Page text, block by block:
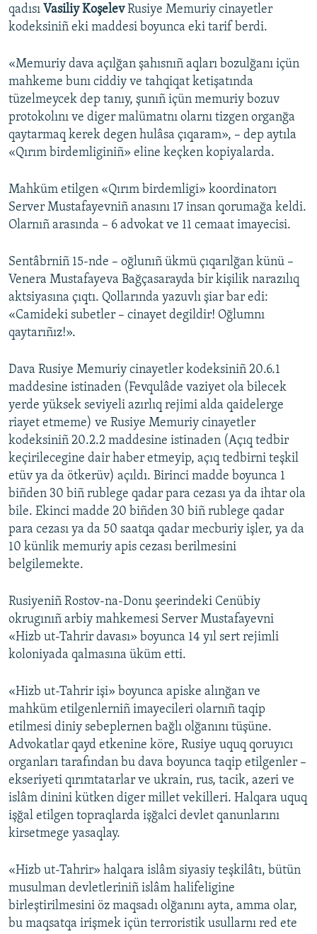
qadısı Vasiliy KoşelevRusiye Memuriy cinayetler
kodeksiniñ eki maddesi boyunca eki tarif berdi.
«Memuriy dava açılğan şahısnıñ aqları bozulğanı içün
mahkeme bunı ciddiy ve tahqiqat ketişatında
tüzelmeycek dep tanıy, şunıñ içün memuriy bozuv
protokolını ve diger malümatnı olarnı tizgen organğa
qaytarmaq kerek degen hulâsa çıqaram», – dep aytıla
«Qırım birdemliginiñ» eline keçken kopiyalarda.
Mahküm etilgen «Qırım birdemligi» koordinatorı
Server Mustafayevniñ anasını 17 insan qorumağa keldi.
Olarnıñ arasında – 6 advokat ve 11 cemaat imayecisi.
Sentâbrniñ 15-nde – oğlunıñ ükmü çıqarılğan künü –
Venera Mustafayeva Bağçasarayda bir kişilik narazılıq
aktsiyasına çıqtı. Qollarında yazuvlı şiar bar edi:
«Camideki subetler – cinayet degildir! Oğlumnı
qaytarıñız!».
Dava Rusiye Memuriy cinayetler kodeksiniñ 20.6.1
maddesine istinaden (Fevqulâde vaziyet ola bilecek
yerde yüksek seviyeli azırlıq rejimi alda qaidelerge
riayet etmeme) ve Rusiye Memuriy cinayetler
kodeksiniñ 20.2.2 maddesine istinaden (Açıq tedbir
keçirilecegine dair haber etmeyip, açıq tedbirni teşkil
etüv ya da ötkerüv) açıldı. Birinci madde boyunca 1
biñden 30 biñ rublege qadar para cezası ya da ihtar ola
bile. Ekinci madde 20 biñden 30 biñ rublege qadar
para cezası ya da 50 saatqa qadar mecburiy işler, ya da
10 künlik memuriy apis cezası berilmesini
belgilemekte.
Rusiyeniñ Rostov-na-Donu şeerindeki Cenübiy
okrugınıñ arbiy mahkemesi Server Mustafayevni
«Hizb ut-Tahrir davası» boyunca 14 yıl sert rejimli
koloniyada qalmasına üküm etti.
«Hizb ut-Tahrir işi» boyunca apiske alınğan ve
mahküm etilgenlerniñ imayecileri olarnıñ taqip
etilmesi diniy sebeplernen bağlı olğanını tüşüne.
Advokatlar qayd etkenine köre, Rusiye uquq qoruyıcı
organları tarafından bu dava boyunca taqip etilgenler –
ekseriyeti qırımtatarlar ve ukrain, rus, tacik, azeri ve
islâm dinini kütken diger millet vekilleri. Halqara uquq
işğal etilgen topraqlarda işğalci devlet qanunlarını
kirsetmege yasaqlay.
«Hizb ut-Tahrir» halqara islâm siyasiy teşkilâtı, bütün
musulman devletleriniñ islâm halifeligine
birleştirilmesini öz maqsadı olğanını ayta, amma olar,
bu maqsatqa irişmek içün terroristik usullarnı red ete